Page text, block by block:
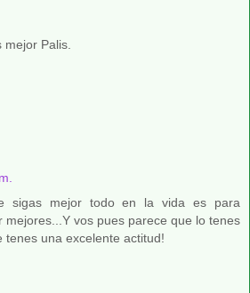
Palis.
sigas mejor todo en la vida es para
mejores...Y vos pues parece que lo tenes
tenes una excelente actitud!